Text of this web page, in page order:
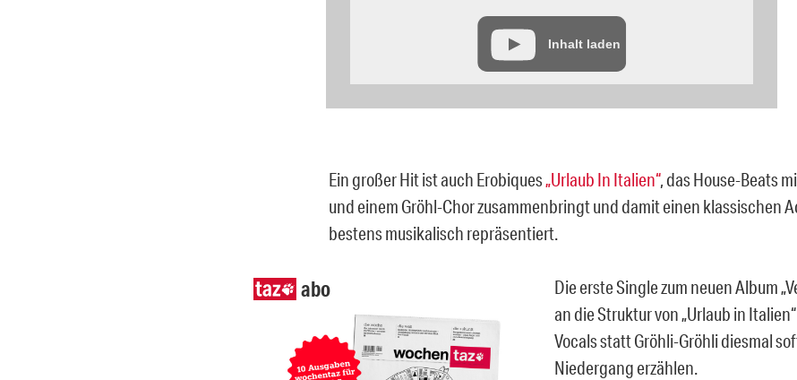
Inhalt laden
Ein großer Hit ist auch Erobiques„Urlaub In Italien“, das House-Beats
und einem Gröhl-Chor zusammenbringt und damit einen klassischen
bestens musikalisch repräsentiert.
abo
Die erste Single zum neuen Album
an die Struktur von „Urlaub in
Vocals statt Gröhli-Gröhli diesmal
Niedergang erzählen.